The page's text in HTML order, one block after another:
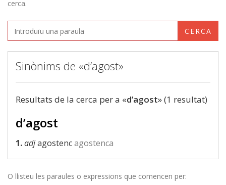
cerca.
CERCA
Sinònims de «d’agost»
Resultats de la cerca per a «d’agost» (1 resultat)
d’agost
1.adjagostencagostenca
O llisteu les paraules o expressions que comencen per: